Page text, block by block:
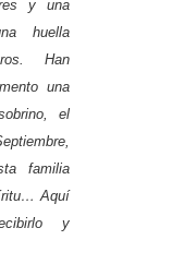
y una
huella
Han
una
el
familia
Aquí
y